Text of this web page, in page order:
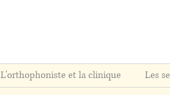
L'orthophoniste et la clinique Les